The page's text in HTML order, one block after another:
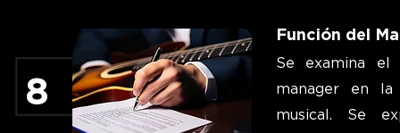
Función del
Se examina el
manager en
musical. Se
8